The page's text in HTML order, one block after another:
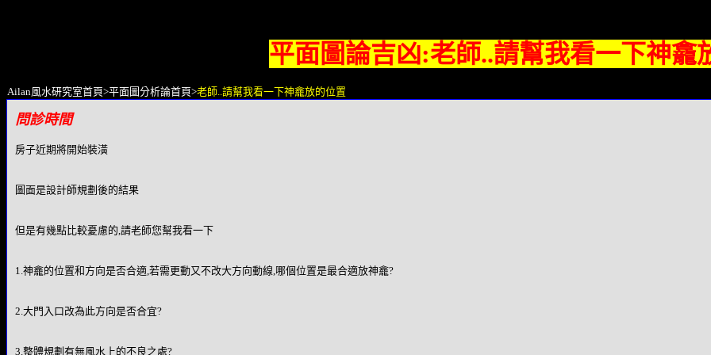
平面圖論吉凶:老師..請幫我看一下神龕
Ailan風水研究室首頁>平面圖分析論首頁>老師..請幫我看一下神龕放的位置
問診時間
房子近期將開始裝潢
圖面是設計師規劃後的結果
但是有幾點比較憂慮的,請老師您幫我看一下
1.神龕的位置和方向是否合適,若需更動又不改大方向動線,哪個位置是最合適放神龕?
2.大門入口改為此方向是否合宜?
3.整體規劃有無風水上的不良之處?